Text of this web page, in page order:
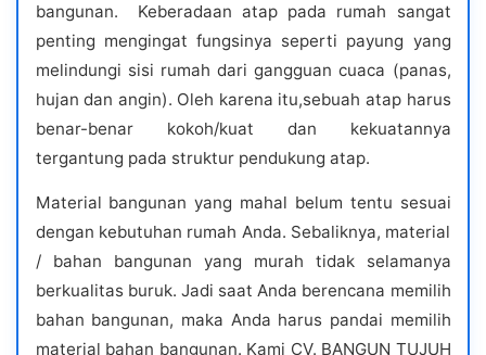
bangunan. Keberadaan atap pada rumah sangat
penting mengingat fungsinya seperti payung yang
melindungi sisi rumah dari gangguan cuaca (panas,
hujan dan angin). Oleh karena itu,sebuah atap harus
benar-benar kokoh/kuat dan kekuatannya
tergantung pada struktur pendukung atap.
Material bangunan yang mahal belum tentu sesuai
dengan kebutuhan rumah Anda. Sebaliknya, material
/ bahan bangunan yang murah tidak selamanya
berkualitas buruk. Jadi saat Anda berencana memilih
bahan bangunan, maka Anda harus pandai memilih
material bahan bangunan. Kami CV. BANGUN TUJUH